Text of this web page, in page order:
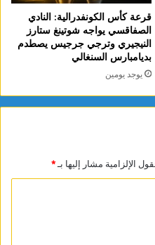
قرعة كأس الكونفدرالية: النادي
الصفاقسي يواجه شوتينغ ستارز
النيجيري وترجي جرجيس يصطدم
بديامبارس السنغالي
يوجد يومين
الإلزامية مشار إليها بـ*